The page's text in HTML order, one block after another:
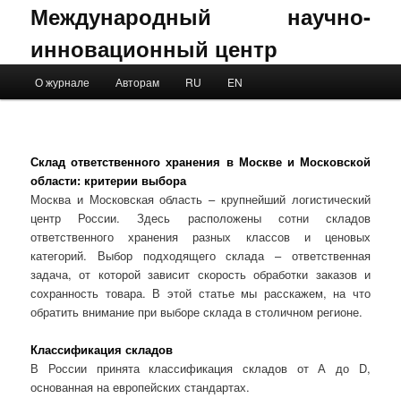
Международный научно-
инновационный центр
Skip to primary content
Skip to secondary content
О журнале Авторам RU EN
Склад ответственного хранения в Москве и Московской
области: критерии выбора
Москва и Московская область – крупнейший логистический
центр России. Здесь расположены сотни складов
ответственного хранения разных классов и ценовых
категорий. Выбор подходящего склада – ответственная
задача, от которой зависит скорость обработки заказов и
сохранность товара. В этой статье мы расскажем, на что
обратить внимание при выборе склада в столичном регионе.
Классификация складов
В России принята классификация складов от А до D,
основанная на европейских стандартах.